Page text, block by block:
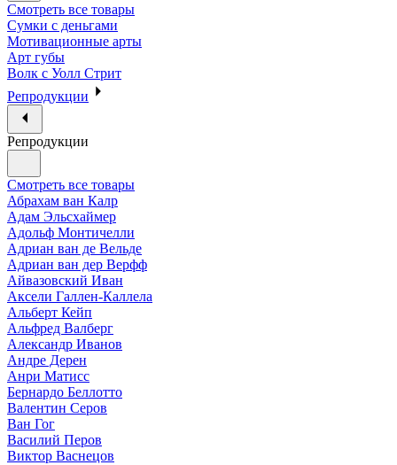
Смотреть все товары
Сумки с деньгами
Мотивационные арты
Арт губы
Волк с Уолл Стрит
Репродукции
Репродукции
Смотреть все товары
Абрахам ван Калр
Адам Эльсхаймер
Адольф Монтичелли
Адриан ван де Вельде
Адриан ван дер Верфф
Айвазовский Иван
Аксели Галлен-Каллела
Альберт Кейп
Альфред Валберг
Александр Иванов
Андре Дерен
Анри Матисс
Бернардо Беллотто
Валентин Серов
Ван Гог
Василий Перов
Виктор Васнецов